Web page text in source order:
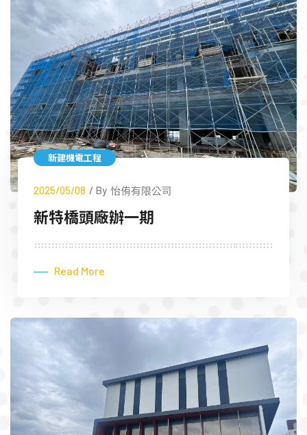
新建機電工程
2025/05/08 / By 怡侑有限公司
新特橋頭廠辦一期
Read More